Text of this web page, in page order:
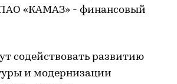
ПАО «КАМАЗ» - финансовый
содействовать развитию
и модернизации